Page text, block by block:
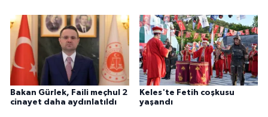
Bakan Gürlek, Faili meçhul 2
cinayet daha aydınlatıldı
Keles'te Fetih coşkusu
yaşandı